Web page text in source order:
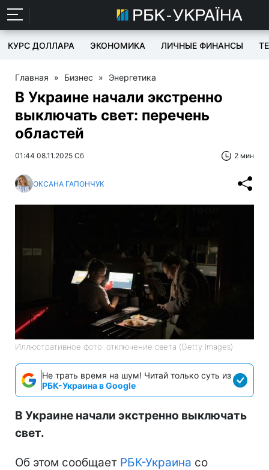
КУРС ДОЛЛАРА ЭКОНОМИКА ЛИЧНЫЕ ФИНАНСЫ
Главная » Бизнес » Энергетика
В Украине начали экстренно
выключать свет: перечень
областей
01:44 08.11.2025 Сб 2 мин
ОКСАНА ГАПОНЧУК
Иллюстративное фото: отключение света (Getty Images)
Не трать время на шум! Читай только суть из
РБК-Украина в Google
В Украине начали экстренно выключать
свет.
Об этом сообщает РБК-Украина со